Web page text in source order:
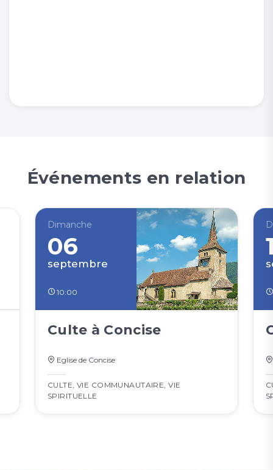
Événements en relation
Dimanche
06
septembre
10:00
Culte à Concise
Eglise de Concise
CULTE,VIE COMMUNAUTAIRE,VIE
SPIRITUELLE